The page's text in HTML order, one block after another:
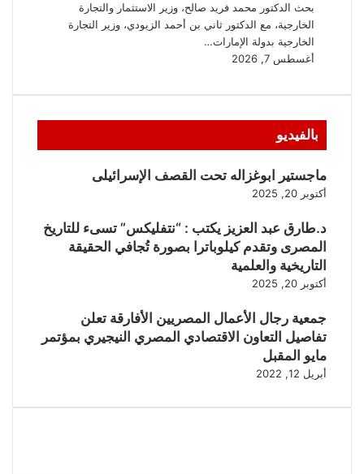
بالفيديو
ماجستير ابوغزاله تحت القصف الإسرائيلى
أكتوبر 20, 2025
د.طارق عبد العزيز يكتب : “نتفليكس” تسىء للتاريخ
المصرى وتقدم كيلوباترا بصورة تُجافي الحقيقة
التاريخية والعلمية
أكتوبر 20, 2025
جمعية رجال الأعمال المصريين الأفارقة تعلن
تفاصيل التعاون الاقتصادي المصري النيجيري بمؤتمر
مايو المقبل
أبريل 12, 2022